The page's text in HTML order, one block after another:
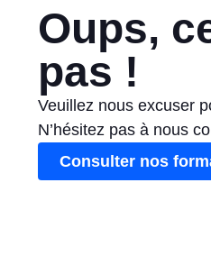
Oups,
pas !
Veuillez nous excuser
N’hésitez pas à nous
Consulter nos